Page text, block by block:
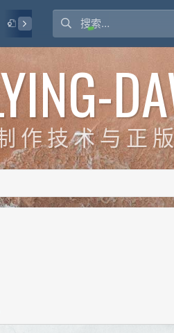
授权
作 技 术 与 正